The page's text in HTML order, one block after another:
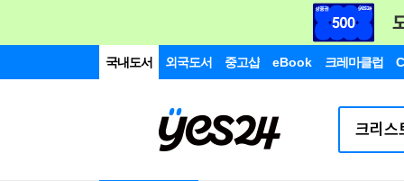
국내도서 외국도서 중고샵 eBook 크레마클럽